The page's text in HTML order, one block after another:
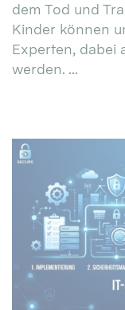
dem Tod und
Kinder können
Experten, dabei
werden. ...